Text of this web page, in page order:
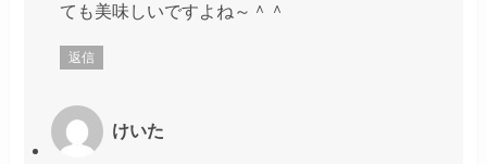
ても美味しいですよね～＾＾
返信
けいた